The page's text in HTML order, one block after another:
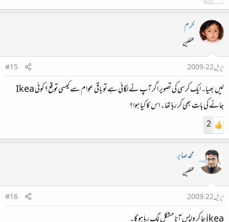
خرم
محفلین
اپریل 22، 2009
#15
لیں بھیا۔ ایک کرسی کی تصویر اگر آپ نے لگائی ہے تو باقی عوام سے کیسی توقع؟ کوئی Ikea
جانے کی بات بھی کر رہا تھا۔ اس کا کیا ہوا؟
2
محمدصابر
محفلین
اپریل 22، 2009
#16